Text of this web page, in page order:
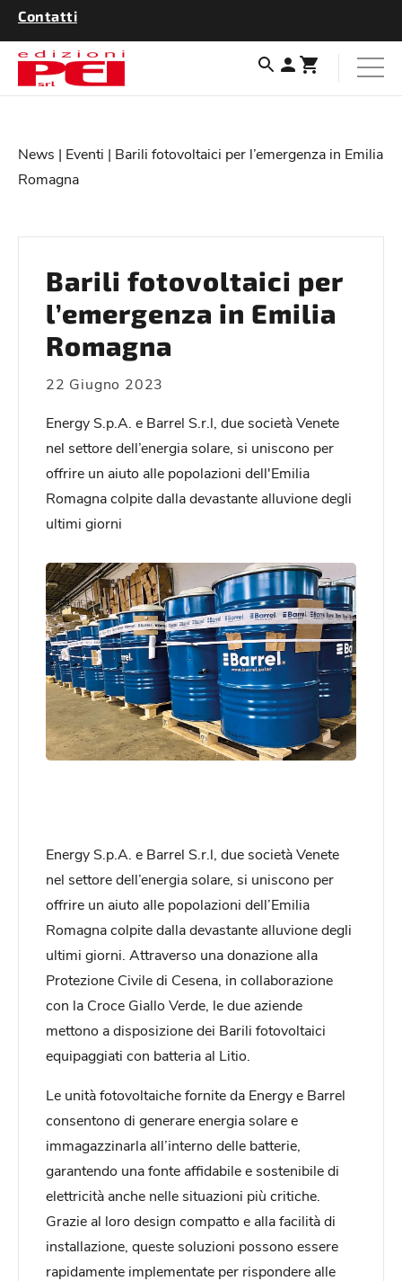
Contatti
News | Eventi | Barili fotovoltaici per l’emergenza in Emilia
Romagna
Barili fotovoltaici per
l’emergenza in Emilia
Romagna
22 Giugno 2023
Energy S.p.A. e Barrel S.r.l, due società Venete
nel settore dell’energia solare, si uniscono per
offrire un aiuto alle popolazioni dell'Emilia
Romagna colpite dalla devastante alluvione degli
ultimi giorni
Energy S.p.A. e Barrel S.r.l, due società Venete
nel settore dell’energia solare, si uniscono per
offrire un aiuto alle popolazioni dell’Emilia
Romagna colpite dalla devastante alluvione degli
ultimi giorni. Attraverso una donazione alla
Protezione Civile di Cesena, in collaborazione
con la Croce Giallo Verde, le due aziende
mettono a disposizione dei Barili fotovoltaici
equipaggiati con batteria al Litio.
Le unità fotovoltaiche fornite da Energy e Barrel
consentono di generare energia solare e
immagazzinarla all’interno delle batterie,
garantendo una fonte affidabile e sostenibile di
elettricità anche nelle situazioni più critiche.
Grazie al loro design compatto e alla facilità di
installazione, queste soluzioni possono essere
rapidamente implementate per rispondere alle